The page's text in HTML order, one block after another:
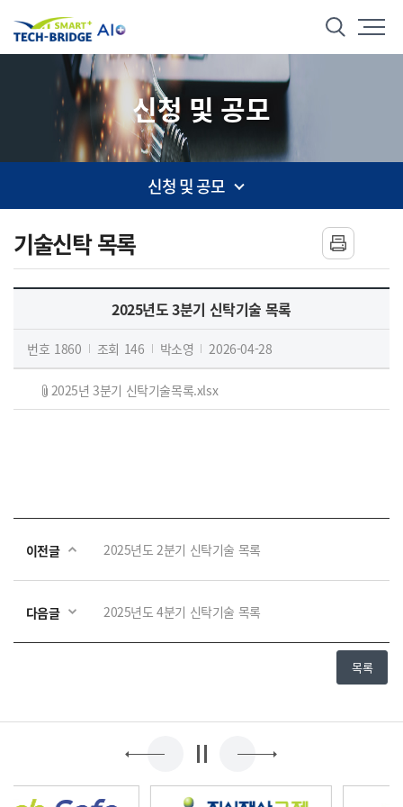
스마트 테크브릿지 통합검색
신청 및 공모
사이드 메뉴
신청 및 공모
기술신탁 목록
2025년도 3분기 신탁기술 목록
번호 1860 조회 146 박소영 2026-04-28
2025년 3분기 신탁기술목록.xlsx
이전글 2025년도 2분기 신탁기술 목록
다음글 2025년도 4분기 신탁기술 목록
목록